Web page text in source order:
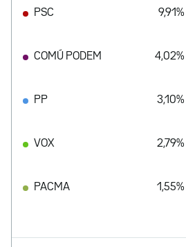
PSC 9,91%
COMÚ PODEM 4,02%
PP 3,10%
VOX 2,79%
PACMA 1,55%